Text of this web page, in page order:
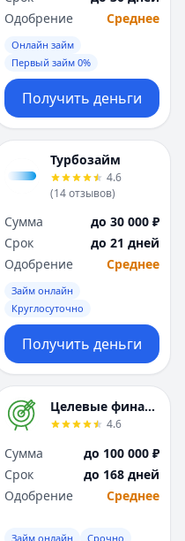
Одобрение
Среднее
Онлайн займ
Первый займ 0%
Получить деньги
Турбозайм
4.6
(14отзывов)
Сумма
до 30 000 ₽
Срок
до 21 дней
Одобрение
Среднее
Займ онлайн
Круглосуточно
Получить деньги
Целевые финансы
4.6
Сумма
до 100 000 ₽
Срок
до 168 дней
Одобрение
Среднее
Займ онлайн Срочно